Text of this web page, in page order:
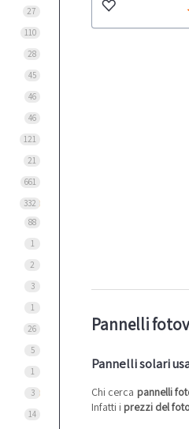
27
110
28
45
46
46
121
21
661
332
88
1
2
3
1
26
5
1
3
14
Pannelli
Pannelli solari
Chi cerca pannelli
Infatti i prezzi del